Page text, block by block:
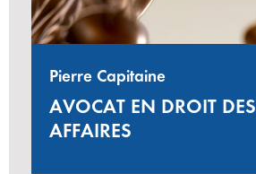
Pierre Capitaine
AVOCAT EN DROIT DES
AFFAIRES